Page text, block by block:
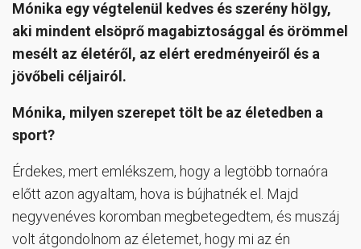
Mónika egy végtelenül kedves és szerény hölgy,
aki mindent elsöprő magabiztosággal és örömmel
mesélt az életéről, az elért eredményeiről és a
jövőbeli céljairól.
Mónika, milyen szerepet tölt be az életedben a
sport?
Érdekes, mert emlékszem, hogy a legtöbb tornaóra
előtt azon agyaltam, hova is bújhatnék el. Majd
negyvenéves koromban megbetegedtem, és muszáj
volt átgondolnom az életemet, hogy mi az én